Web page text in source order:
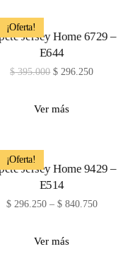
¡Oferta!
Jersey Home 6729 –
E644
$395.000 $ 296.250
Ver más
¡Oferta!
Jersey Home 9429 –
E514
$296.250– $840.750
Ver más